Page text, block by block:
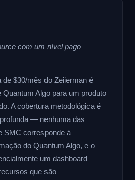
com um nível pago
de $30/mês do Zeiierman é
Quantum Algo para um produto
A cobertura metodológica é
— nenhuma das
SMC corresponde à
do Quantum Algo, e o
um dashboard
que são